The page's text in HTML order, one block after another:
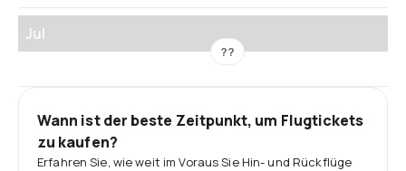
Jul
??
Wann ist der beste Zeitpunkt, um Flugtickets
zu kaufen?
Erfahren Sie, wie weit im Voraus Sie Hin- und Rückflüge